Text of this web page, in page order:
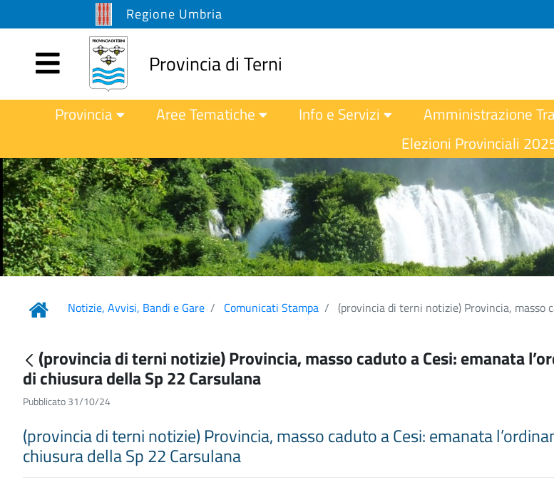
Regione Umbria
Provincia di Terni
Provincia Aree Tematiche Info e Servizi Amministrazione
Elezioni Provinciali
Notizie, Avvisi, Bandi e Gare Comunicati Stampa (provincia di terni notizie) Provincia, masso
(provincia di terni notizie) Provincia, masso caduto a Cesi: emanata
di chiusura della Sp 22 Carsulana
Pubblicato 31/10/24
(provincia di terni notizie) Provincia, masso caduto a Cesi: emanata
chiusura della Sp 22 Carsulana